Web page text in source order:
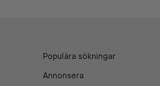
Populära sökningar
Annonsera